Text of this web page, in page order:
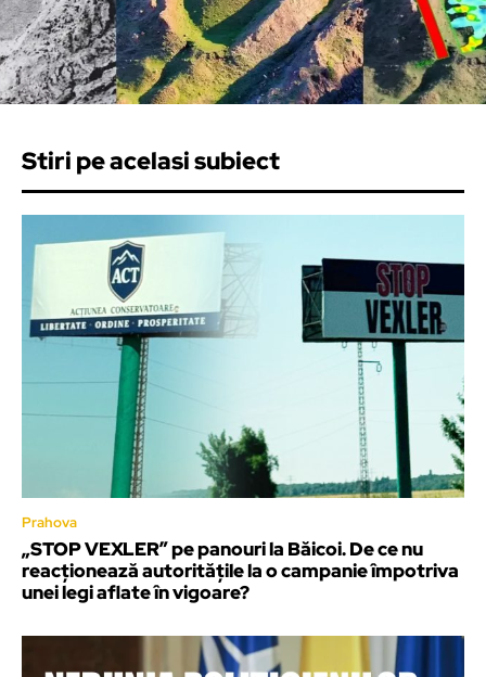
Stiri pe acelasi subiect
Prahova
„STOP VEXLER” pe panouri la Băicoi. De ce nu
reacționează autoritățile la o campanie împotriva
unei legi aflate în vigoare?